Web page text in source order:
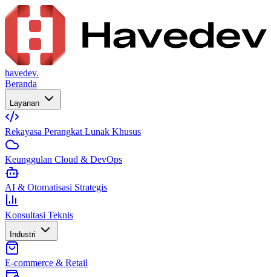
havedev.
Beranda
Layanan
Rekayasa Perangkat Lunak Khusus
Keunggulan Cloud & DevOps
AI & Otomatisasi Strategis
Konsultasi Teknis
Industri
E-commerce & Retail